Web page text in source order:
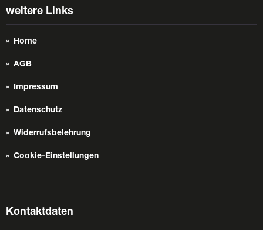
weitere Links
Home
AGB
Impressum
Datenschutz
Widerrufsbelehrung
Cookie-Einstellungen
Kontaktdaten